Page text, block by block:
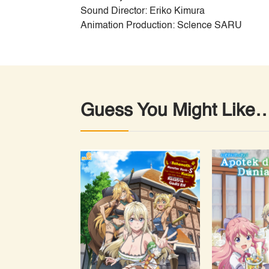
Sound Director: Eriko Kimura
Animation Production: Sclence SARU
Guess You Might